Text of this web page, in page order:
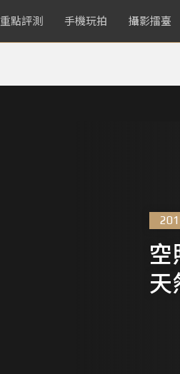
重點評測 手機玩拍 攝影擂臺
空
天